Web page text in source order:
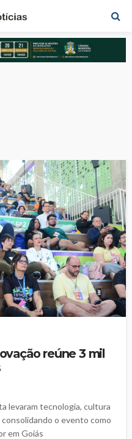
reúne 3 mil
levaram tecnologia, cultura
o evento como
em Goiás